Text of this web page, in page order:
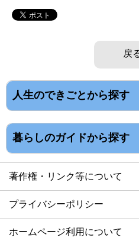
戻
人生のできごとから探す
暮らしのガイドから探す
著作権・リンク等について
プライバシーポリシー
ホームページ利用について